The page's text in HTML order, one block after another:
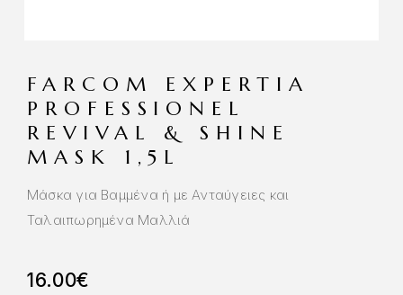
FARCOM EXPERTIA
PROFESSIONEL
REVIVAL & SHINE
MASK 1,5L
Μάσκα για Βαμμένα ή με Ανταύγειες και
Ταλαιπωρημένα Μαλλιά
16.00€